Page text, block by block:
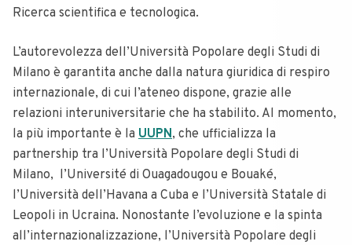
Ricerca scientifica e tecnologica.
L’autorevolezza dell’Università Popolare degli Studi di
Milano è garantita anche dalla natura giuridica di respiro
internazionale, di cui l’ateneo dispone, grazie alle
relazioni interuniversitarie che ha stabilito. Al momento,
la più importante è la UUPN, che ufficializza la
partnership tra l’Università Popolare degli Studi di
Milano, l’Université di Ouagadougou e Bouaké,
l’Università dell’Havana a Cuba e l’Università Statale di
Leopoli in Ucraina. Nonostante l’evoluzione e la spinta
all’internazionalizzazione, l’Università Popolare degli